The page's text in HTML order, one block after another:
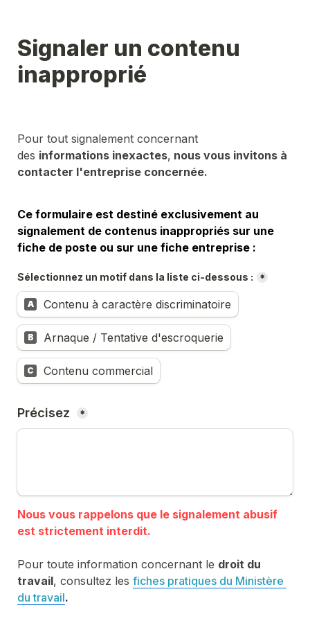
Signaler un contenu
inapproprié
Pour tout signalement concernant
des informations inexactes, nous vous invitons à
contacter l'entreprise concernée.
Ce formulaire est destiné exclusivement au
signalement de contenus inappropriés sur une
fiche de poste ou sur une fiche entreprise :
Sélectionnez un motif dans la liste ci-dessous : *
A Contenu à caractère discriminatoire
B Arnaque / Tentative d'escroquerie
C Contenu commercial
Précisez *
Nous vous rappelons que le signalement abusif
Pour toute information concernant le droit du
travail, consultez les fiches pratiques du Ministère
du travail